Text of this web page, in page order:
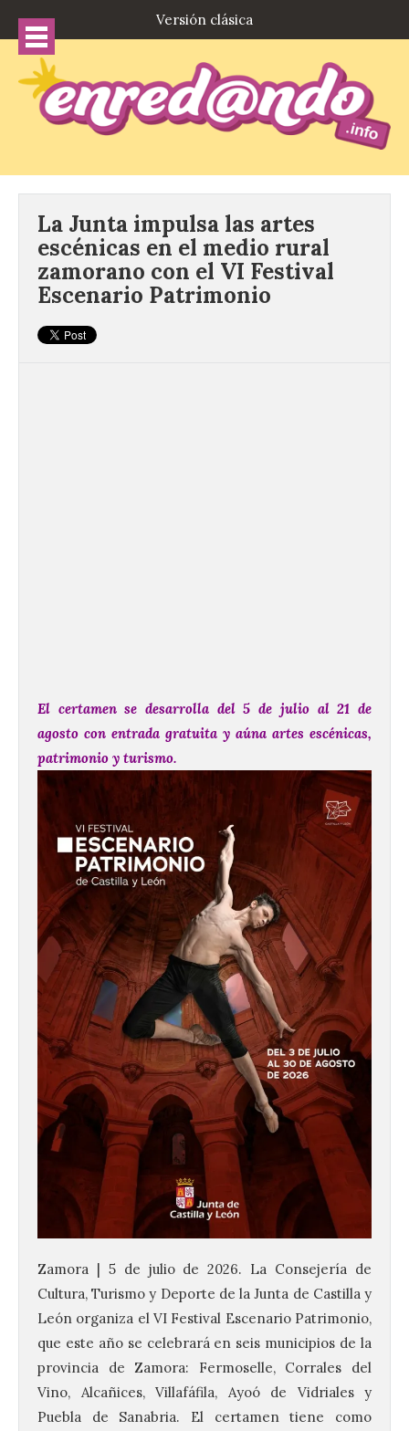
Versión clásica
La Junta impulsa las artes
escénicas en el medio rural
zamorano con el VI Festival
Escenario Patrimonio
El certamen se desarrolla del 5 de julio al 21 de
agosto con entrada gratuita y aúna artes escénicas,
patrimonio y turismo.
Zamora | 5 de julio de 2026. La Consejería de
Cultura, Turismo y Deporte de la Junta de Castilla y
León organiza el VI Festival Escenario Patrimonio,
que este año se celebrará en seis municipios de la
provincia de Zamora: Fermoselle, Corrales del
Vino, Alcañices, Villafáfila, Ayoó de Vidriales y
Puebla de Sanabria. El certamen tiene como